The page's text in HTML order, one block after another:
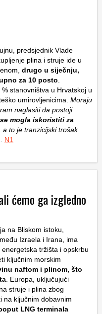
predsjednik Vlade
plina i struje ide u
drugo u siječnju,
za 10 posto
stanovništva u Hrvatskoj u
umirovljenicima. Moraju
naglasiti da postoji
mogla iskoristiti za
a to je tranzicijski trošak
N1
ćemo ga izgledno
na Bliskom istoku,
Izraela i Irana, ima
tržišta i opskrbu
ključnim morskim
naftom i plinom, što
. Europa, uključujući
struje i plina zbog
na ključnim dobavnim
LNG terminala